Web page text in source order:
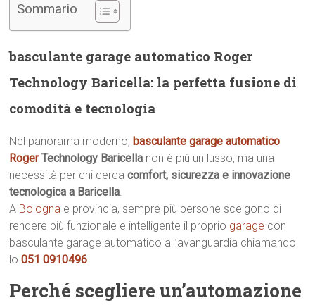
Sommario
basculante garage automatico Roger
Technology Baricella: la perfetta fusione di
comodità e tecnologia
Nel panorama moderno,basculante garage automatico
RogerTechnology Baricella non è più un lusso, ma una
necessità per chi cercacomfort, sicurezza e innovazione
tecnologica a Baricella.
A Bologna e provincia, sempre più persone scelgono di
rendere più funzionale e intelligente il proprio garage con
basculante garage automatico all’avanguardia chiamando
lo051 0910496.
Perché scegliere un’automazione